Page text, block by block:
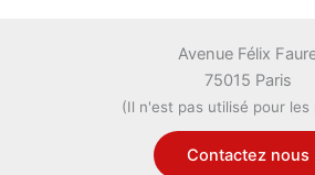
Avenue Félix
75015 Paris
(Il n'est pas utilisé pour les
Contactez nous